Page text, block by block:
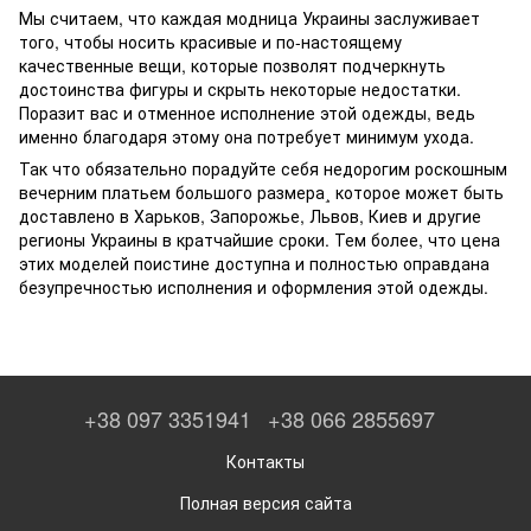
Мы считаем, что каждая модница Украины заслуживает
того, чтобы носить красивые и по-настоящему
качественные вещи, которые позволят подчеркнуть
достоинства фигуры и скрыть некоторые недостатки.
Поразит вас и отменное исполнение этой одежды, ведь
именно благодаря этому она потребует минимум ухода.
Так что обязательно порадуйте себя недорогим роскошным
вечерним платьем большого размера¸ которое может быть
доставлено в Харьков, Запорожье, Львов, Киев и другие
регионы Украины в кратчайшие сроки. Тем более, что цена
этих моделей поистине доступна и полностью оправдана
безупречностью исполнения и оформления этой одежды.
+38 097 3351941 +38 066 2855697
Контакты
Полная версия сайта